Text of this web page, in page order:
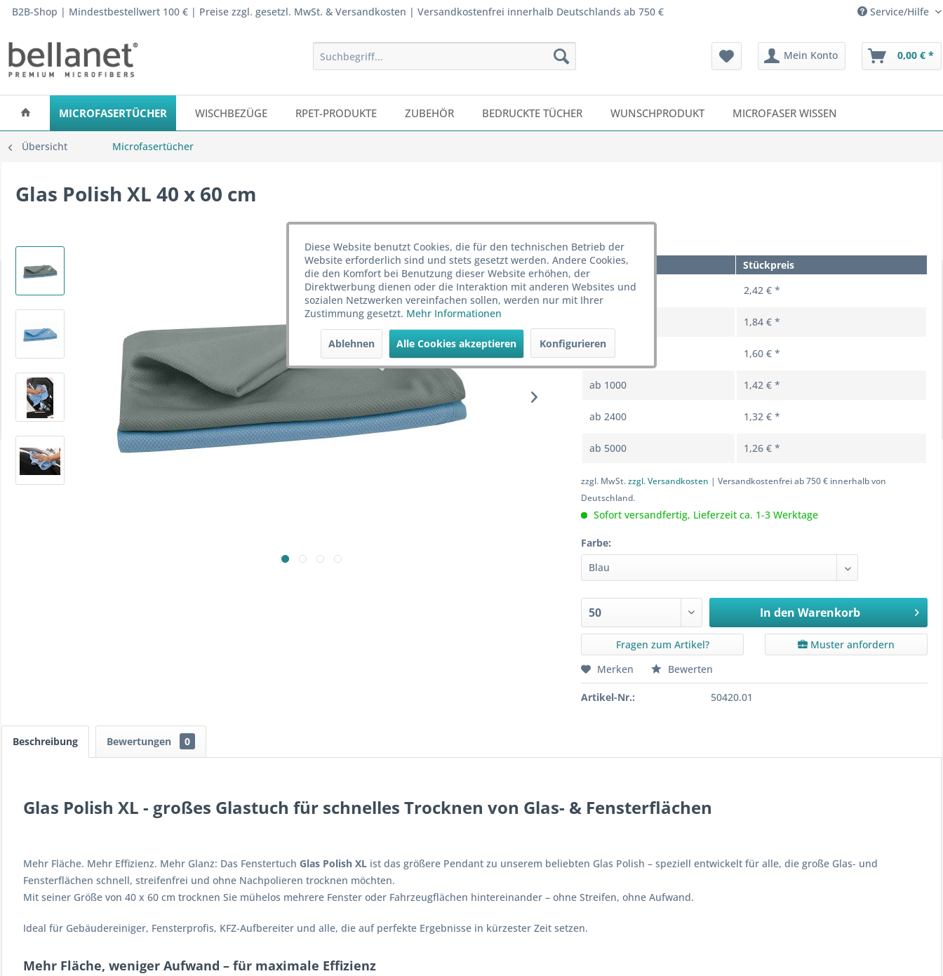
B2B-Shop | Mindestbestellwert 100 € | Preise zzgl. gesetzl. MwSt. & Versandkosten | Versandkostenfrei innerhalb Deutschlands ab 750 € Service/Hilfe
Mein Konto 0,00 € *
MICROFASERTÜCHER WISCHBEZÜGE RPET-PRODUKTE ZUBEHÖR BEDRUCKTE TÜCHER WUNSCHPRODUKT MICROFASER WISSEN
Übersicht Microfasertücher
Glas Polish XL 40 x 60 cm
Menge
Stückpreis
ab50 2,42 € *
1,84 € *
1,60 € *
ab 1000 1,42 € *
ab 2400 1,32 € *
ab 5000 1,26 € *
zzgl. MwSt.zzgl. Versandkosten | Versandkostenfrei ab 750 € innerhalb von
Deutschland.
Sofort versandfertig, Lieferzeit ca. 1-3 Werktage
Farbe:
In den Warenkorb
Fragen zum Artikel?
Muster anfordern
Merken
Bewerten
Artikel-Nr.: 50420.01
Beschreibung Bewertungen 0
Glas Polish XL - großes Glastuch für schnelles Trocknen von Glas- & Fensterflächen
Mehr Fläche. Mehr Effizienz. Mehr Glanz: Das Fenstertuch Glas Polish XL ist das größere Pendant zu unserem beliebten Glas Polish – speziell entwickelt für alle, die große Glas- und
Fensterflächen schnell, streifenfrei und ohne Nachpolieren trocknen möchten.
Mit seiner Größe von 40 x 60 cm trocknen Sie mühelos mehrere Fenster oder Fahrzeugflächen hintereinander – ohne Streifen, ohne Aufwand.
Ideal für Gebäudereiniger, Fensterprofis, KFZ-Aufbereiter und alle, die auf perfekte Ergebnisse in kürzester Zeit setzen.
Mehr Fläche, weniger Aufwand – für maximale Effizienz
Diese Website benutzt Cookies, die für den technischen Betrieb der
Website erforderlich sind und stets gesetzt werden. Andere Cookies,
die den Komfort bei Benutzung dieser Website erhöhen, der
Direktwerbung dienen oder die Interaktion mit anderen Websites und
sozialen Netzwerken vereinfachen sollen, werden nur mit Ihrer
Zustimmung gesetzt. Mehr Informationen
Ablehnen Alle Cookies akzeptieren Konfigurieren